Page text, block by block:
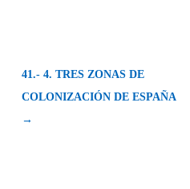
41.- 4. TRES ZONAS DE
COLONIZACIÓN DE ESPAÑA
→